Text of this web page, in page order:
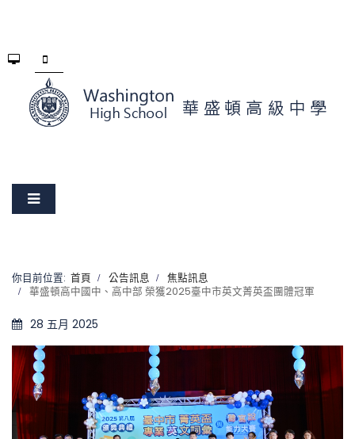
你目前位置: 首頁 公告訊息
焦點訊息
華盛頓高中國中、高中部 榮獲2025臺中市英文菁英盃團體冠軍
28 五月 2025